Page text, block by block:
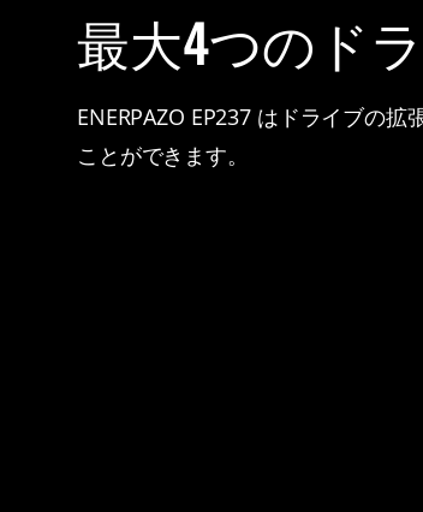
最大4つのド
ENERPAZO EP237 はドライブの
ことができます。